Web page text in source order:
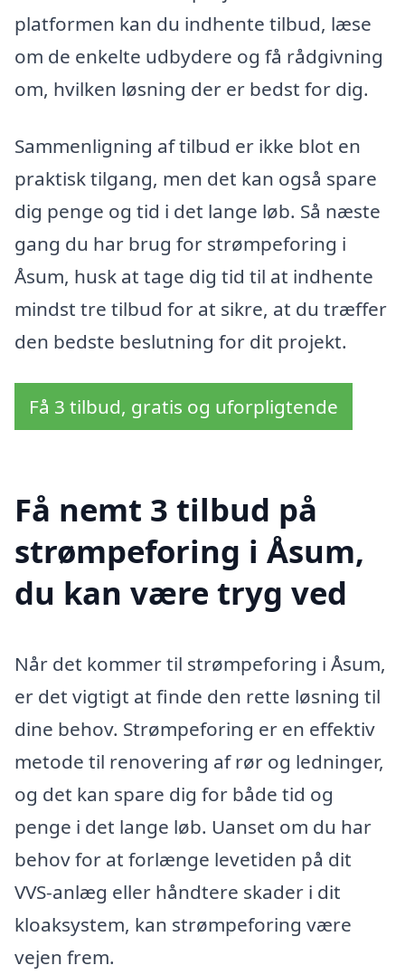
platformen kan du indhente tilbud, læse
om de enkelte udbydere og få rådgivning
om, hvilken løsning der er bedst for dig.
Sammenligning af tilbud er ikke blot en
praktisk tilgang, men det kan også spare
dig penge og tid i det lange løb. Så næste
gang du har brug for strømpeforing i
Åsum, husk at tage dig tid til at indhente
mindst tre tilbud for at sikre, at du træffer
den bedste beslutning for dit projekt.
Få 3 tilbud, gratis og uforpligtende
Få nemt 3 tilbud på
strømpeforing i Åsum,
du kan være tryg ved
Når det kommer til strømpeforing i Åsum,
er det vigtigt at finde den rette løsning til
dine behov. Strømpeforing er en effektiv
metode til renovering af rør og ledninger,
og det kan spare dig for både tid og
penge i det lange løb. Uanset om du har
behov for at forlænge levetiden på dit
VVS-anlæg eller håndtere skader i dit
kloaksystem, kan strømpeforing være
vejen frem.